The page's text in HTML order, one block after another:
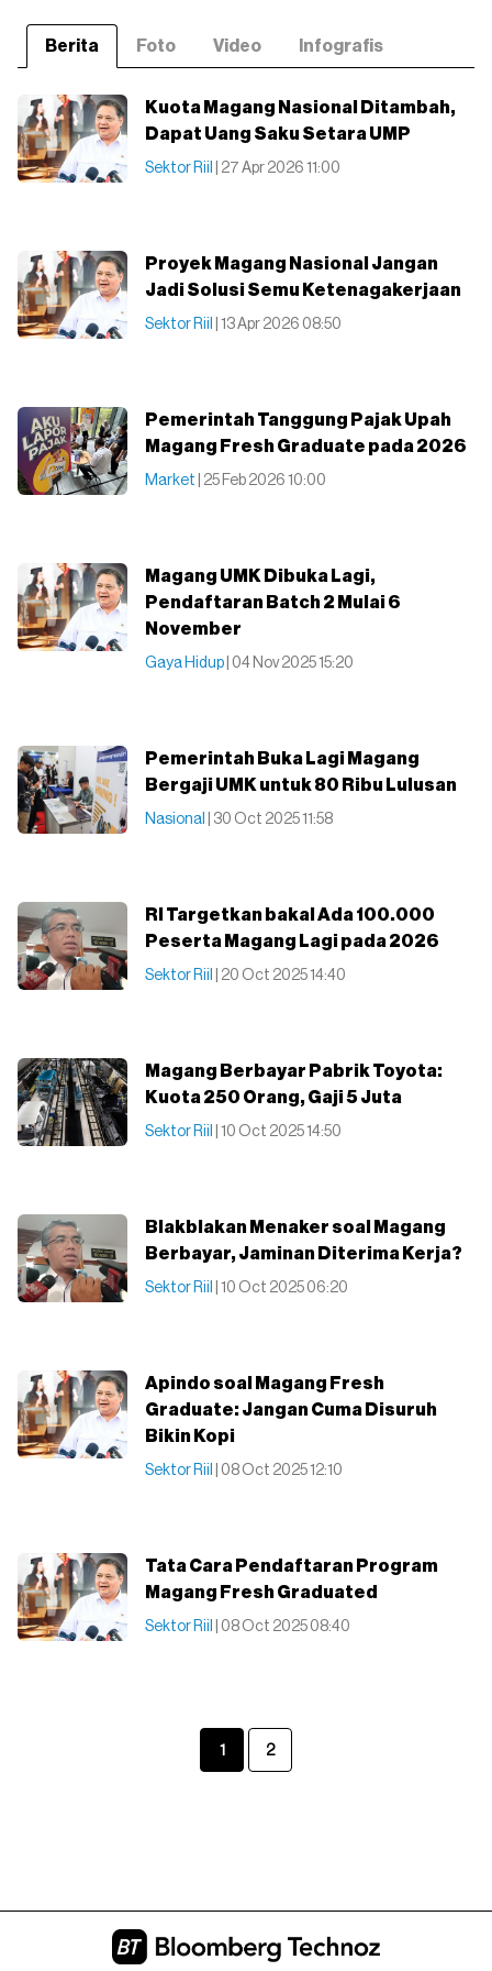
Berita Foto Video Infografis
Kuota Magang Nasional Ditambah,
Dapat Uang Saku Setara UMP
Sektor Riil | 27 Apr 2026 11:00
Proyek Magang Nasional Jangan
Jadi Solusi Semu Ketenagakerjaan
Sektor Riil | 13 Apr 2026 08:50
Pemerintah Tanggung Pajak Upah
Magang Fresh Graduate pada 2026
Market | 25 Feb 2026 10:00
Magang UMK Dibuka Lagi,
Pendaftaran Batch 2 Mulai 6
November
Gaya Hidup | 04 Nov 2025 15:20
Pemerintah Buka Lagi Magang
Bergaji UMK untuk 80 Ribu Lulusan
Nasional | 30 Oct 2025 11:58
RI Targetkan bakal Ada 100.000
Peserta Magang Lagi pada 2026
Sektor Riil | 20 Oct 2025 14:40
Magang Berbayar Pabrik Toyota:
Kuota 250 Orang, Gaji 5 Juta
Sektor Riil | 10 Oct 2025 14:50
Blakblakan Menaker soal Magang
Berbayar, Jaminan Diterima Kerja?
Sektor Riil | 10 Oct 2025 06:20
Apindo soal Magang Fresh
Graduate: Jangan Cuma Disuruh
Bikin Kopi
Sektor Riil | 08 Oct 2025 12:10
Tata Cara Pendaftaran Program
Magang Fresh Graduated
Sektor Riil | 08 Oct 2025 08:40
1 2